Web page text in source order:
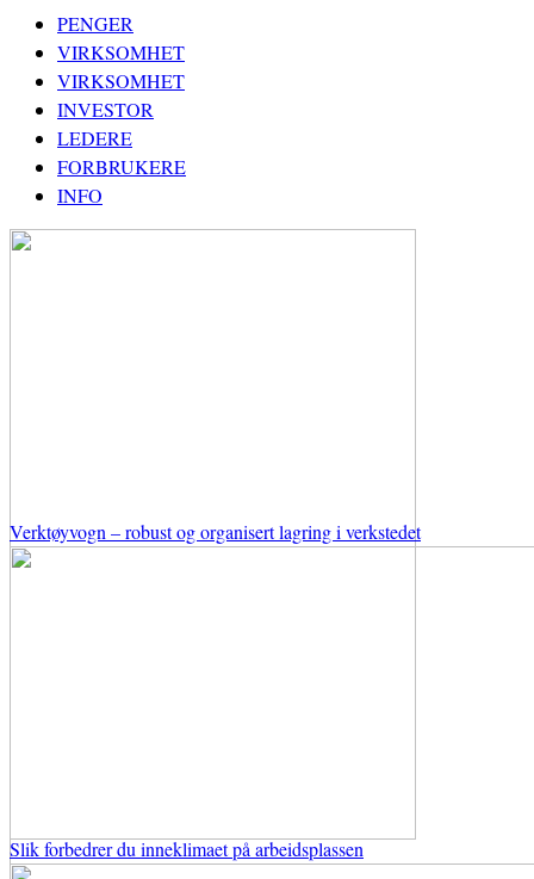
PENGER
VIRKSOMHET
VIRKSOMHET
INVESTOR
LEDERE
FORBRUKERE
INFO
Verktøyvogn – robust og organisert lagring i verkstedet
Slik forbedrer du inneklimaet på arbeidsplassen